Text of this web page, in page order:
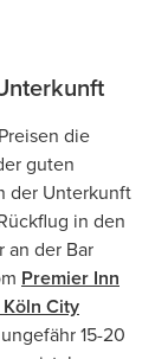
die
guten
der Unterkunft
in den
an der Bar
Premier Inn
City
15-20